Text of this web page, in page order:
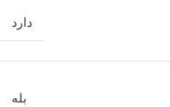
دارد
بله